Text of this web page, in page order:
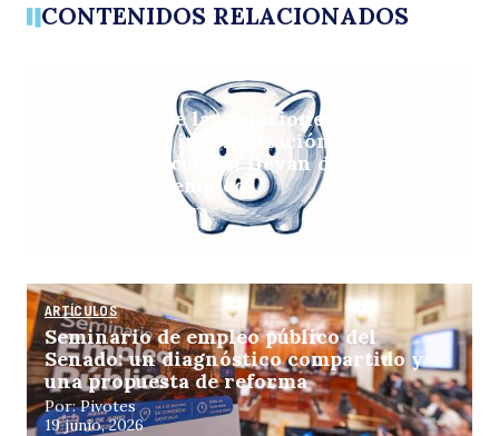
CONTENIDOS RELACIONADOS
Solo el 14% de las relaciones laborales
termina con indemnización, y el 60%
de quienes acceden llevan dos años o
menos en el empleo
Por: Pulso La Tercera
ARTÍCULOS
Seminario de empleo público del
Senado: un diagnóstico compartido y
una propuesta de reforma
Por: Pivotes
19 junio, 2026